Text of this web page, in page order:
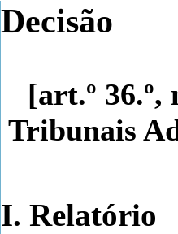
Decisão
[art.º 36.º,
Tribunais
I. Relatório